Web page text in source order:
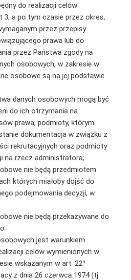
do realizacji celów
3, a po tym czasie przez okres,
przez przepisy
prawa lub do
przez Państwa zgody na
osobowych, w zakresie w
osobowe są na jej podstawie
danych osobowych mogą być
do ich otrzymania na
prawa, podmioty, którym
dokumentacja w związku z
rekrutacyjnych oraz podmioty
na rzecz administratora;
nie będą przedmiotem
których miałoby dojść do
podejmowania decyzji, w
nie będą przekazywane do
jest warunkiem
celów wymienionych w
wskazanym w art. 22¹
z dnia 26 czerwca 1974 (tj.